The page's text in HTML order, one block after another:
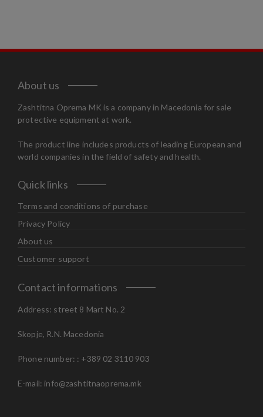
About us
Zashtitna Oprema MK is a company in Macedonia for sale
protective equipment at work.
The product line includes products of leading European and
world companies in the field of safety and health.
Quick links
Terms and conditions of purchase
Privacy Policy
About us
Customer support
Contact informations
Address: street 8 Mart No. 2
Skopje, R.N. Macedonia
Phone number: : +389 02 3110 903
E-mail: info@zashtitnaoprema.mk